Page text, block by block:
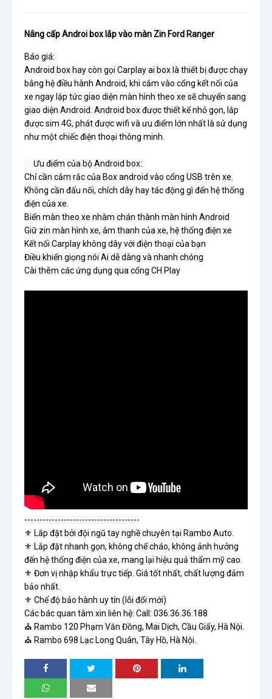
Nâng cấp Androi box lắp vào màn Zin Ford Ranger
Báo giá:
Android box hay còn gọi Carplay ai box là thiết bị được chạy
bằng hệ điều hành Android, khi cắm vào cổng kết nối của
xe ngay lập tức giao diện màn hình theo xe sẽ chuyển sang
giao diện Android. Android box được thiết kế nhỏ gọn, lắp
được sim 4G, phát được wifi và ưu điểm lớn nhất là sử dụng
như một chiếc điện thoại thông minh.
Chỉ cần cắm rắc của Box android vào cổng USB trên xe.
Không cần đấu nối, chích dây hay tác động gì đến hệ thống
điện của xe.
Biến màn theo xe nhàm chán thành màn hình Android
Giữ zin màn hình xe, âm thanh của xe, hệ thống điện xe
Kết nối Carplay không dây với điện thoại của bạn
Điều khiển giọng nói Ai dễ dàng và nhanh chóng
Cài thêm các ứng dụng qua cổng CH Play
--------------------------------------
⚜ Lắp đặt bởi đội ngũ tay nghề chuyên tại Rambo Auto.
⚜ Lắp đặt nhanh gọn, không chế cháo, không ảnh hưởng
đến hệ thống điện của xe, mang lại hiệu quả thẩm mỹ cao.
⚜ Đơn vị nhập khẩu trực tiếp. Giá tốt nhất, chất lượng đảm
bảo nhất.
⚜ Chế độ bảo hành uy tín (lỗi đổi mới)
Các bác quan tâm xin liên hệ: Call: 036.36.36.188
⛪ Rambo 120 Phạm Văn Đồng, Mai Dịch, Cầu Giấy, Hà Nội.
⛪ Rambo 698 Lạc Long Quân, Tây Hồ, Hà Nội.